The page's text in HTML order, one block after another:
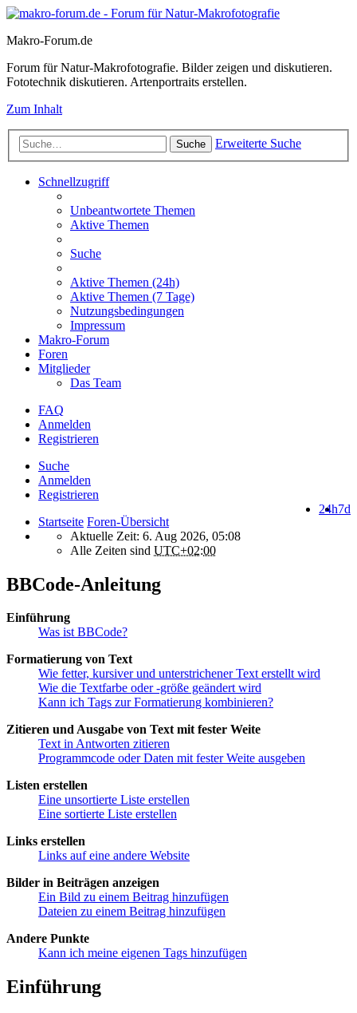
Makro-Forum.de
Forum für Natur-Makrofotografie. Bilder zeigen und diskutieren.
Fototechnik diskutieren. Artenportraits erstellen.
Zum Inhalt
Suche Erweiterte Suche
Schnellzugriff
Unbeantwortete Themen
Aktive Themen
Suche
Aktive Themen (24h)
Aktive Themen (7 Tage)
Nutzungsbedingungen
Impressum
Makro-Forum
Foren
Mitglieder
Das Team
FAQ
Anmelden
Registrieren
Suche
Anmelden
Registrieren
7d
24h
Startseite Foren-Übersicht
Aktuelle Zeit: 6. Aug 2026, 05:08
Alle Zeiten sind UTC+02:00
BBCode-Anleitung
Einführung
Was ist BBCode?
Formatierung von Text
Wie fetter, kursiver und unterstrichener Text erstellt wird
Wie die Textfarbe oder -größe geändert wird
Kann ich Tags zur Formatierung kombinieren?
Zitieren und Ausgabe von Text mit fester Weite
Text in Antworten zitieren
Programmcode oder Daten mit fester Weite ausgeben
Listen erstellen
Eine unsortierte Liste erstellen
Eine sortierte Liste erstellen
Links erstellen
Links auf eine andere Website
Bilder in Beiträgen anzeigen
Ein Bild zu einem Beitrag hinzufügen
Dateien zu einem Beitrag hinzufügen
Andere Punkte
Kann ich meine eigenen Tags hinzufügen
Einführung